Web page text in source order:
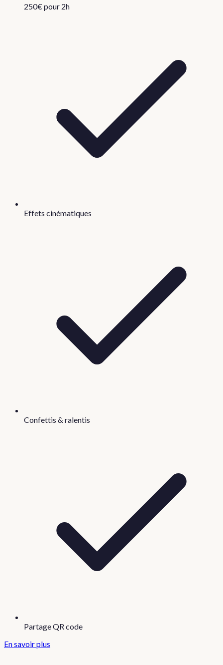
250€ pour 2h
Effets cinématiques
Confettis & ralentis
Partage QR code
En savoir plus